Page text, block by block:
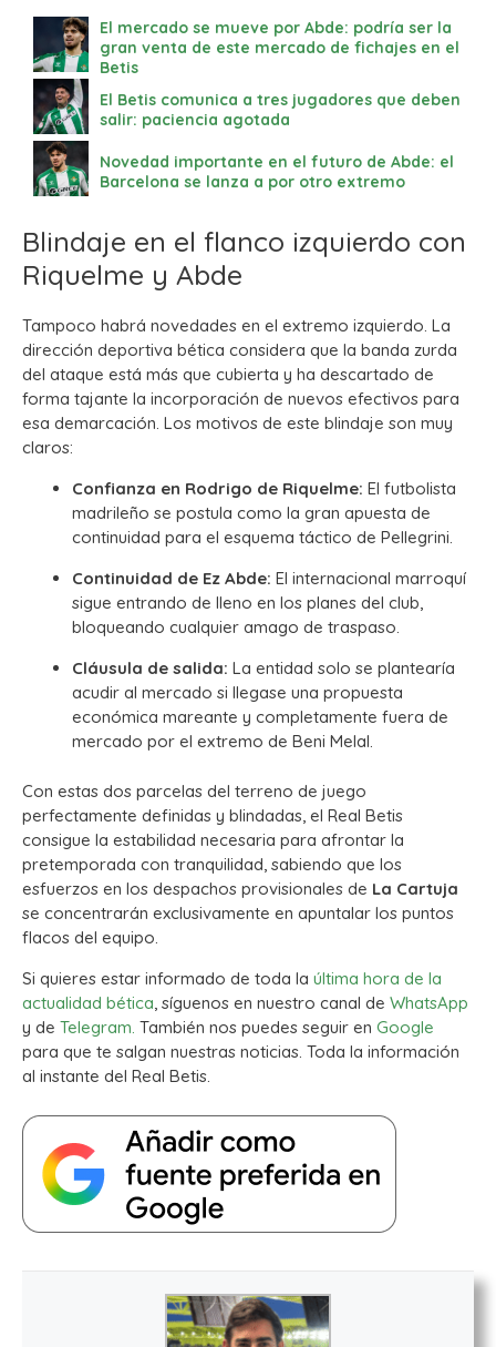
El mercado se mueve por Abde: podría ser la
gran venta de este mercado de fichajes en el
Betis
El Betis comunica a tres jugadores que deben
salir: paciencia agotada
Novedad importante en el futuro de Abde: el
Barcelona se lanza a por otro extremo
Blindaje en el flanco izquierdo con
Riquelme y Abde
Tampoco habrá novedades en el extremo izquierdo. La
dirección deportiva bética considera que la banda zurda
del ataque está más que cubierta y ha descartado de
forma tajante la incorporación de nuevos efectivos para
esa demarcación. Los motivos de este blindaje son muy
claros:
Confianza en Rodrigo de Riquelme: El futbolista
madrileño se postula como la gran apuesta de
continuidad para el esquema táctico de Pellegrini.
Continuidad de Ez Abde: El internacional marroquí
sigue entrando de lleno en los planes del club,
bloqueando cualquier amago de traspaso.
Cláusula de salida: La entidad solo se plantearía
acudir al mercado si llegase una propuesta
económica mareante y completamente fuera de
mercado por el extremo de Beni Melal.
Con estas dos parcelas del terreno de juego
perfectamente definidas y blindadas, el Real Betis
consigue la estabilidad necesaria para afrontar la
pretemporada con tranquilidad, sabiendo que los
esfuerzos en los despachos provisionales de La Cartuja
se concentrarán exclusivamente en apuntalar los puntos
flacos del equipo.
Si quieres estar informado de toda la última hora de la
actualidad bética, síguenos en nuestro canal de WhatsApp
y de Telegram. También nos puedes seguir en Google
para que te salgan nuestras noticias. Toda la información
al instante del Real Betis.